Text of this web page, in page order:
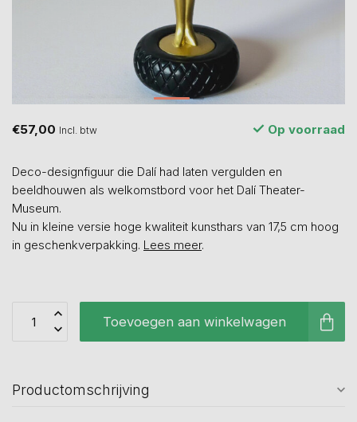
€57,00 Incl. btw Op voorraad
Deco-designfiguur die Dalí had laten vergulden en
beeldhouwen als welkomstbord voor het Dalí Theater-
Museum.
Nu in kleine versie hoge kwaliteit kunsthars van 17,5 cm hoog
in geschenkverpakking. Lees meer.
Toevoegen aan winkelwagen
Productomschrijving